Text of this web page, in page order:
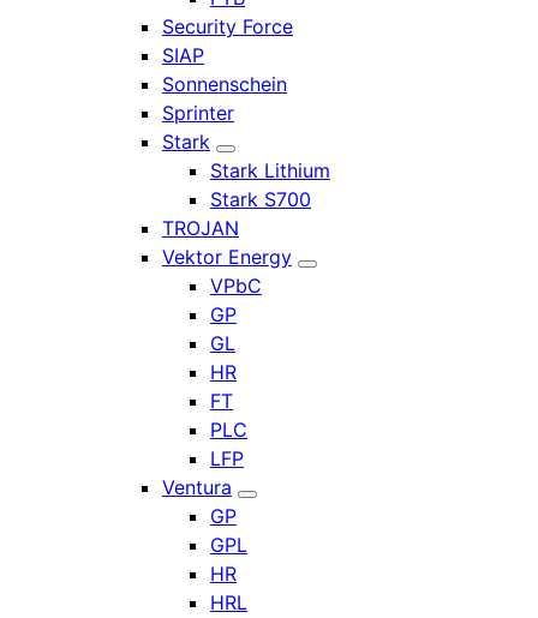
Security Force
SIAP
Sonnenschein
Sprinter
Stark
Stark Lithium
Stark S700
TROJAN
Vektor Energy
VPbC
GP
GL
HR
FT
PLC
LFP
Ventura
GP
GPL
HR
HRL